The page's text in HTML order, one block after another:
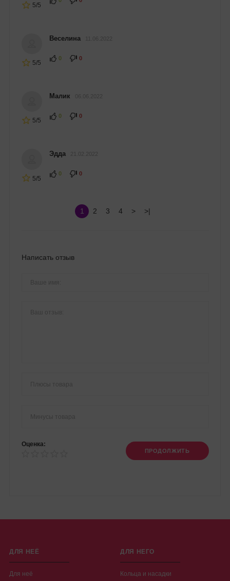
5/5
5/5
Веселина
0 0
5/5
Малик
0 0
5/5
Эдда
0 0
1 2 3 4 > >|
Написать отзыв
Оценка:
ПРОДОЛЖИТЬ
ДЛЯ НЕЁ
Для неё
ДЛЯ НЕГО
Кольца и насадки